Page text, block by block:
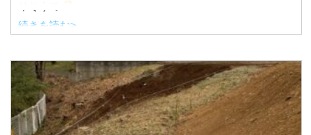
続きがどうなったか見てみましょう
ここにブロックの壁を作ろうとしているのですが、10段以
上積む場所もあり
続きを読む>